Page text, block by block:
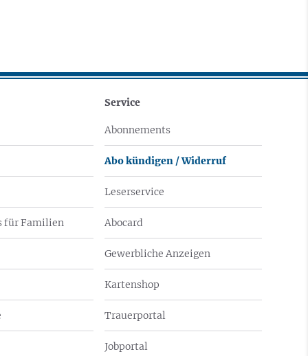
für Familien
Service
Abonnements
Abo kündigen / Widerruf
Leserservice
Abocard
Gewerbliche Anzeigen
Kartenshop
Trauerportal
Jobportal